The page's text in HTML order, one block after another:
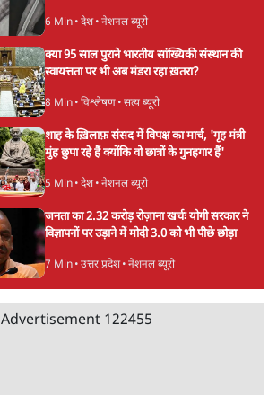
6 Min• देश• नेशनल ब्यूरो
क्या 95 साल पुराने भारतीय सांख्यिकी संस्थान की
स्वायत्तता पर भी अब मंडरा रहा ख़तरा?
8 Min• विश्लेषण• सत्य ब्यूरो
शाह के ख़िलाफ़ संसद में विपक्ष का मार्च, 'गृह मंत्री
मुंह छुपा रहे हैं क्योंकि वो छात्रों के गुनहगार हैं'
5 Min• देश• नेशनल ब्यूरो
जनता का 2.32 करोड़ रोज़ाना खर्चः योगी सरकार ने
विज्ञापनों पर उड़ाने में मोदी 3.0 को भी पीछे छोड़ा
7 Min• उत्तर प्रदेश• नेशनल ब्यूरो
Advertisement 122455